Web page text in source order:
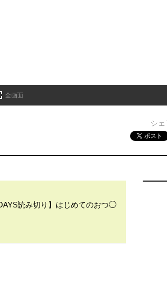
全画面
シ
ポスト
読み切り】はじめてのおつ◯